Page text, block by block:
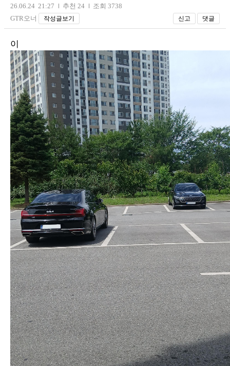
26.06.24 21:27 추천 24
조회 3738
GTR오너
작성글보기 신고 댓글
이